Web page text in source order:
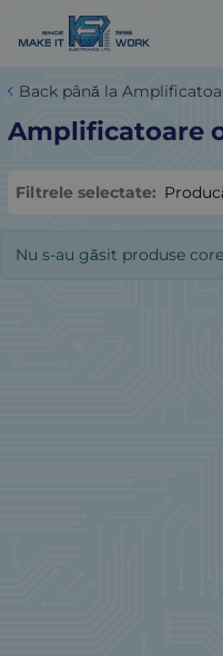
Back până la
Amplificatoare
Filtrele selectate:
Nu s-au găsit produse